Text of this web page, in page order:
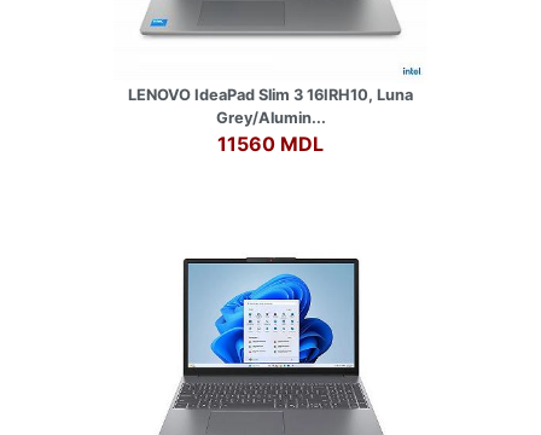
LENOVO IdeaPad Slim 3 16IRH10, Luna
Grey/Alumin...
11560 MDL